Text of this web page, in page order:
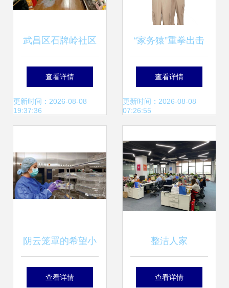
武昌区石牌岭社区
团支部 以主流思想
学习引领志愿服务
务提质增效
查看详情
更新时间：2026-08-08
19:37:36
“家务猿”重拳出击
粉碎家庭服务行业
痛点，打造年轻透
查看详情
更新时间：2026-08-08
07:26:55
阴云笼罩的希望小
镇 秘密排放的气体
查看详情
整洁人家
查看详情